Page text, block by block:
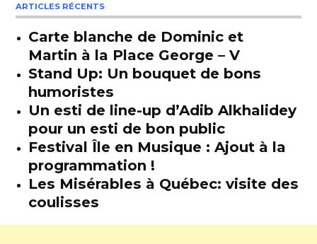
ARTICLES RÉCENTS
Carte blanche de Dominic et
Martin à la Place George – V
Stand Up: Un bouquet de bons
humoristes
Un esti de line-up d’Adib Alkhalidey
pour un esti de bon public
Festival Île en Musique : Ajout à la
programmation !
Les Misérables à Québec: visite des
coulisses